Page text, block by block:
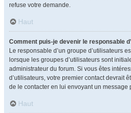
refuse votre demande.
Haut
Comment puis-je devenir le responsable
Le responsable d’un groupe d’utilisateurs
lorsque les groupes d’utilisateurs sont
administrateur du forum. Si vous êtes
d’utilisateurs, votre premier contact devrait
de le contacter en lui envoyant un message
Haut